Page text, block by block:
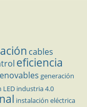
cables
eficiencia
generación
LED industria 4.0
instalación eléctrica